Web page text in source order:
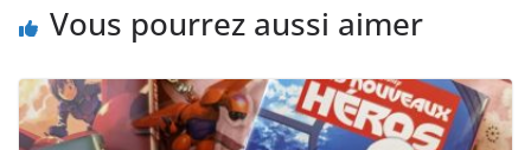
Vous pourrez aussi aimer